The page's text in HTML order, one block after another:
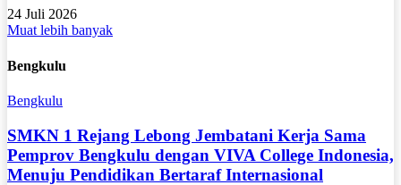
24 Juli 2026
Muat lebih banyak
Bengkulu
Bengkulu
SMKN 1 Rejang Lebong Jembatani Kerja Sama
Pemprov Bengkulu dengan VIVA College Indonesia,
Menuju Pendidikan Bertaraf Internasional